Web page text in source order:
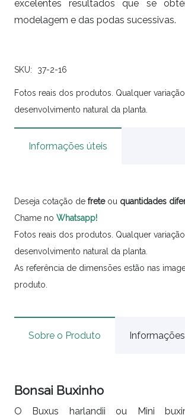
excelentes resultados que se
modelagem e das podas sucessivas.
SKU: 37-2-16
Fotos reais dos produtos. Qualquer
desenvolvimento natural da planta.
Informações úteis
Deseja cotação de freteou quantidades
Chame no Whatsapp!
Fotos reais dos produtos. Qualquer
desenvolvimento natural da planta.
As referência de dimensões estão nas
produto.
Sobre o Produto Informações
Bonsai Buxinho
O Buxus harlandii ou Mini